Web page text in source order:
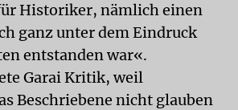
Historiker, nämlich einen
ganz unter dem Eindruck
entstanden war«.
Garai Kritik, weil
Beschriebene nicht glauben